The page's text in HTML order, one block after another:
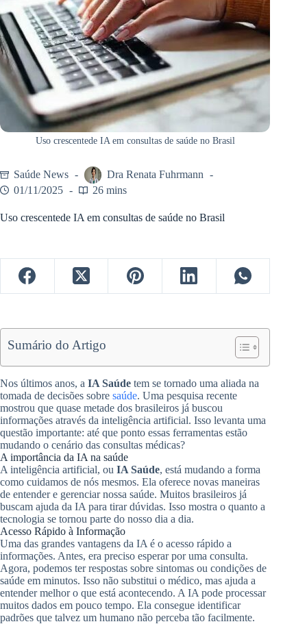
Uso crescentede IA em consultas de saúde no Brasil
Saúde News
Dra Renata Fuhrmann
01/11/2025
26 mins
Uso crescentede IA em consultas de saúde no Brasil
Sumário do Artigo
Nos últimos anos, a IA Saúde tem se tornado uma aliada na
tomada de decisões sobre saúde. Uma pesquisa recente
mostrou que quase metade dos brasileiros já buscou
informações através da inteligência artificial. Isso levanta uma
questão importante: até que ponto essas ferramentas estão
mudando o cenário das consultas médicas?
A importância da IA na saúde
A inteligência artificial, ou IA Saúde, está mudando a forma
como cuidamos de nós mesmos. Ela oferece novas maneiras
de entender e gerenciar nossa saúde. Muitos brasileiros já
buscam ajuda da IA para tirar dúvidas. Isso mostra o quanto a
tecnologia se tornou parte do nosso dia a dia.
Acesso Rápido à Informação
Uma das grandes vantagens da IA é o acesso rápido a
informações. Antes, era preciso esperar por uma consulta.
Agora, podemos ter respostas sobre sintomas ou condições de
saúde em minutos. Isso não substitui o médico, mas ajuda a
entender melhor o que está acontecendo. A IA pode processar
muitos dados em pouco tempo. Ela consegue identificar
padrões que talvez um humano não perceba tão facilmente.